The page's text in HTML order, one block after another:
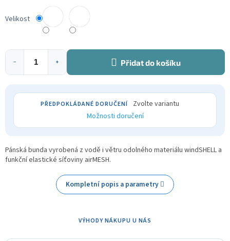
Velikost
+
− Přidat do košíku
Zvolte variantu
Možnosti doručení
Pánská bunda vyrobená z vodě i větru odolného materiálu windSHELL a
funkční elastické síťoviny airMESH.
Kompletní popis a parametry
VÝHODY NÁKUPU U NÁS